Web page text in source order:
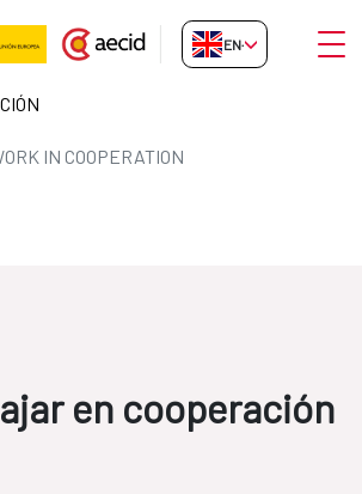
EN-GB
IN COOPERATION
en cooperación